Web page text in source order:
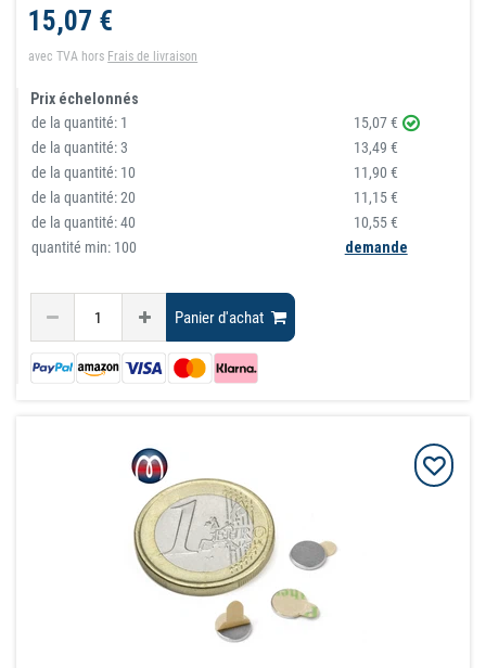
15,07 €
avec TVA hors Frais de livraison
Prix échelonnés
de la quantité: 1
15,07 €
de la quantité:3
13,49 €
de la quantité: 10
11,90 €
de la quantité:20
11,15 €
de la quantité:40
10,55 €
quantité min: 100
demande
Panier d'achat